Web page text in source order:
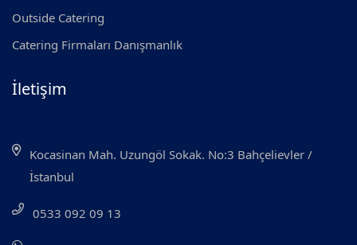
Outside Catering
Catering Firmaları Danışmanlık
İletişim
Kocasinan Mah. Uzungöl Sokak. No:3 Bahçelievler /
İstanbul
0533 092 09 13